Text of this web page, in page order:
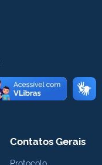
Contatos Gerais
Protocolo